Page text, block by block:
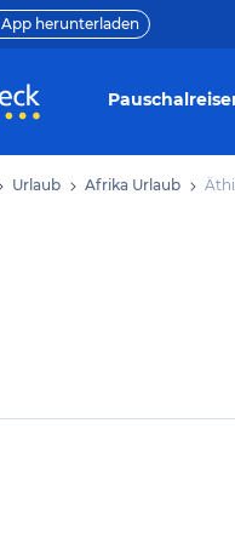
App herunterladen
Urlaub Afrika Urlaub